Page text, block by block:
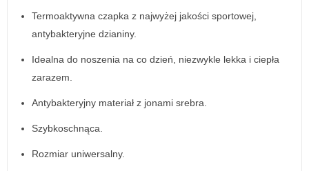
Termoaktywna czapka z najwyżej jakości sportowej,
antybakteryjne dzianiny.
Idealna do noszenia na co dzień, niezwykle lekka i ciepła
zarazem.
Antybakteryjny materiał z jonami srebra.
Szybkoschnąca.
Rozmiar uniwersalny.